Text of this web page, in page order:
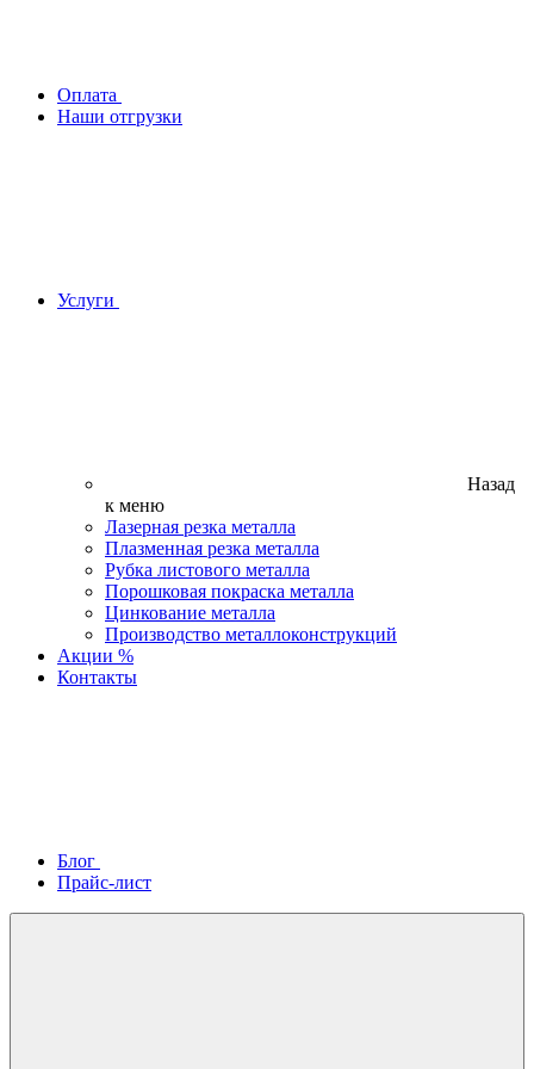
Оплата
Наши отгрузки
Услуги
Назад
к меню
Лазерная резка металла
Плазменная резка металла
Рубка листового металла
Порошковая покраска металла
Цинкование металла
Производство металлоконструкций
Акции %
Контакты
Блог
Прайс-лист